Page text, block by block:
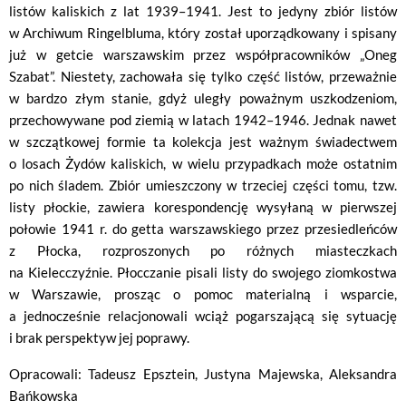
listów kaliskich z lat 1939–1941. Jest to jedyny zbiór listów
w Archiwum Ringelbluma, który został uporządkowany i spisany
już w getcie warszawskim przez współpracowników „Oneg
Szabat”. Niestety, zachowała się tylko część listów, przeważnie
w bardzo złym stanie, gdyż uległy poważnym uszkodzeniom,
przechowywane pod ziemią w latach 1942–1946. Jednak nawet
w szczątkowej formie ta kolekcja jest ważnym świadectwem
o losach Żydów kaliskich, w wielu przypadkach może ostatnim
po nich śladem. Zbiór umieszczony w trzeciej części tomu, tzw.
listy płockie, zawiera korespondencję wysyłaną w pierwszej
połowie 1941 r. do getta warszawskiego przez przesiedleńców
z Płocka, rozproszonych po różnych miasteczkach
na Kielecczyźnie. Płocczanie pisali listy do swojego ziomkostwa
w Warszawie, prosząc o pomoc materialną i wsparcie,
a jednocześnie relacjonowali wciąż pogarszającą się sytuację
i brak perspektyw jej poprawy.
Opracowali: Tadeusz Epsztein, Justyna Majewska, Aleksandra
Bańkowska